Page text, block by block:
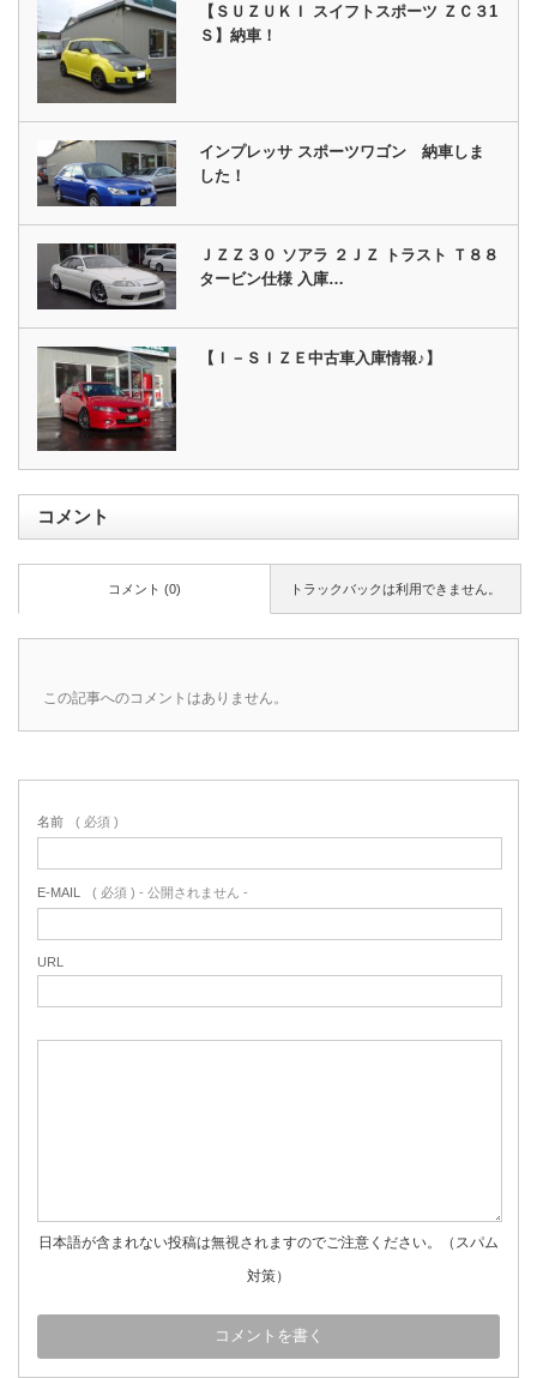
【ＳＵＺＵＫＩ スイフトスポーツ ＺＣ３1
Ｓ】納車！
インプレッサ スポーツワゴン 納車しま
した！
ＪＺＺ３０ ソアラ ２ＪＺ トラスト Ｔ８８
タービン仕様 入庫…
【Ｉ－ＳＩＺＥ中古車入庫情報♪】
コメント
トラックバックは利用できません。
コメント (0)
この記事へのコメントはありません。
名前 ( 必須 )
E-MAIL ( 必須 ) - 公開されません -
URL
日本語が含まれない投稿は無視されますのでご注意ください。（スパム
対策）